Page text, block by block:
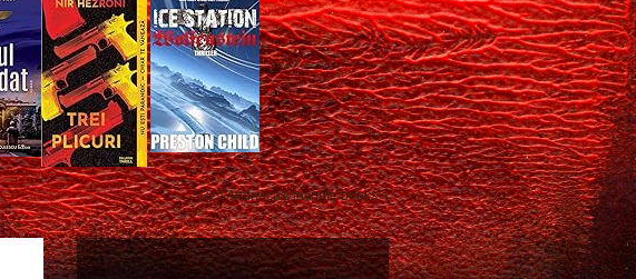
Gică Andreica's favorite books »